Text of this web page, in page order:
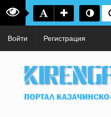
Войти Регистрация